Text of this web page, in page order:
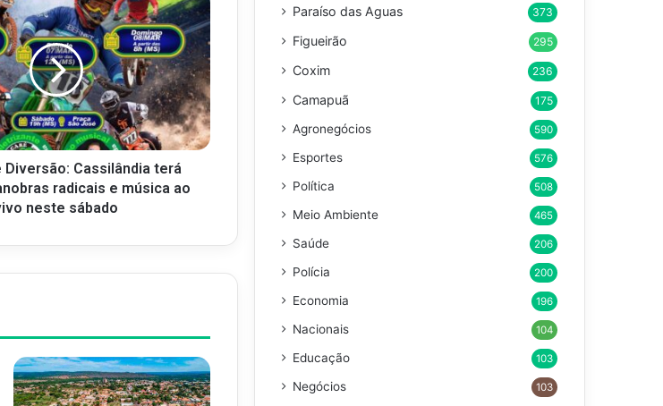
Cassilândia terá
radicais e música ao
neste sábado
Paraíso das Aguas 373
Figueirão 295
Coxim 236
Camapuã 175
Agronegócios 590
Esportes 576
Política 508
Meio Ambiente 465
Saúde 206
Polícia 200
Economia 196
Nacionais 104
Educação 103
Negócios 103